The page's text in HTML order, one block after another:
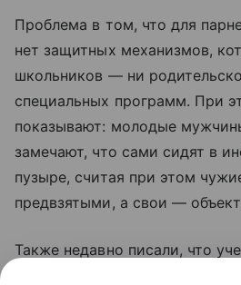
Проблема в том, что для
нет защитных механизмов,
школьников — ни
специальных программ. При
показывают: молодые
замечают, что сами сидят в
пузыре, считая при этом
предвзятыми, а свои —
Также недавно писали, что